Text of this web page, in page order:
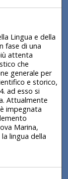
Lingua e della
fase di una
attenta
che
generale per
e storico,
ad esso si
Attualmente
impegnata
Marina,
lingua della